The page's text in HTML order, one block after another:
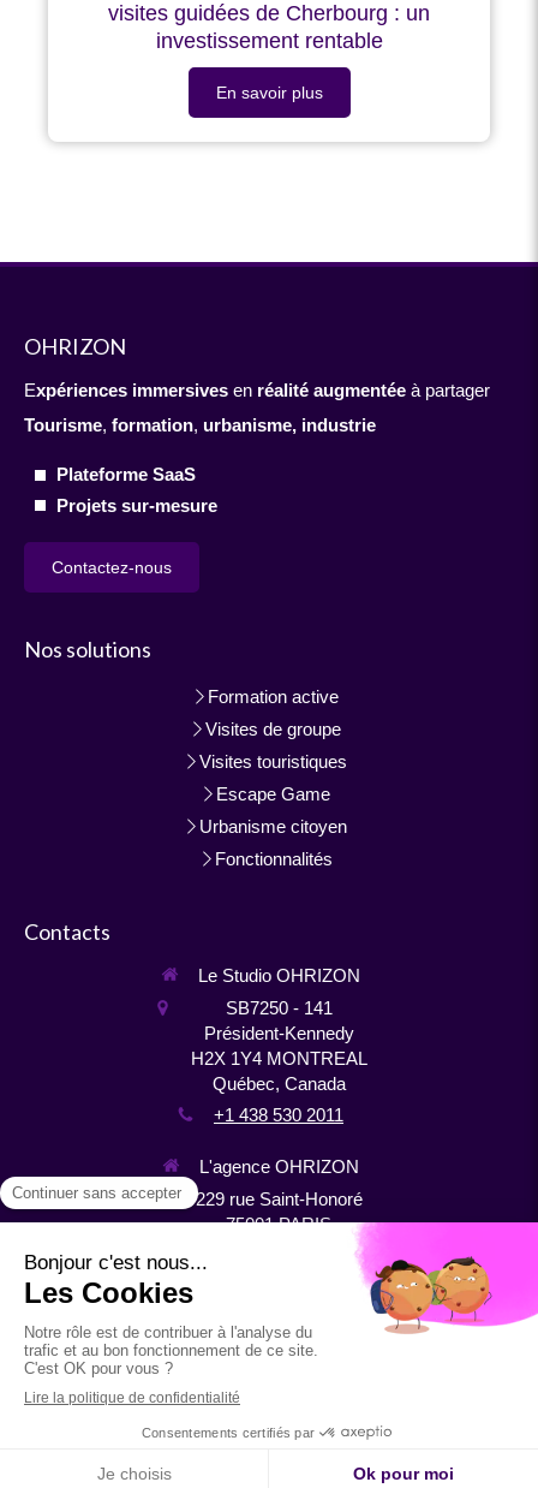
visites guidées de Cherbourg : un
investissement rentable
En savoir plus
OHRIZON
Expériences immersives en réalité augmentée à partager
Tourisme, formation, urbanisme, industrie
Plateforme SaaS
Projets sur-mesure
Contactez-nous
Nos solutions
Formation active
Visites de groupe
Visites touristiques
Escape Game
Urbanisme citoyen
Fonctionnalités
Contacts
Le Studio OHRIZON
SB7250 - 141
Président-Kennedy
H2X 1Y4 MONTREAL
Québec, Canada
+1 438 530 2011
L'agence OHRIZON
229 rue Saint-Honoré
75001 PARIS
Plan du site
Mentions légales